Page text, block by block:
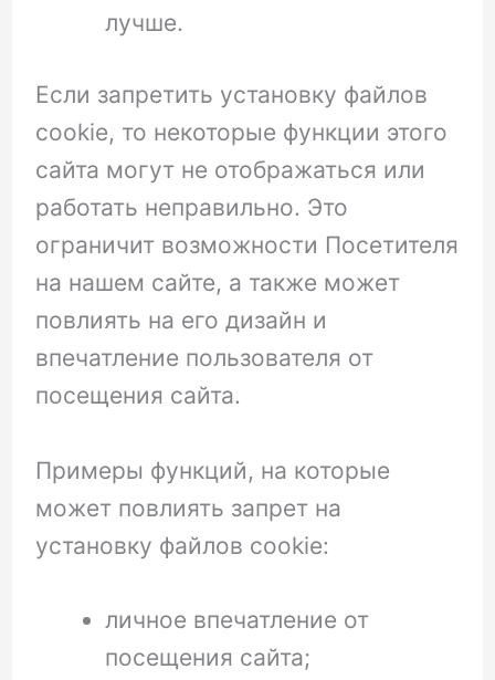
лучше.
Если запретить установку файлов
cookie, то некоторые функции этого
сайта могут не отображаться или
работать неправильно. Это
ограничит возможности Посетителя
на нашем сайте, а также может
повлиять на его дизайн и
впечатление пользователя от
посещения сайта.
Примеры функций, на которые
может повлиять запрет на
установку файлов cookie:
личное впечатление от
посещения сайта;